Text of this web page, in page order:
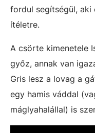
fordul segítségül, aki
ítéletre.
A csörte kimenetele
győz, annak van
Gris lesz a lovag a
egy hamis váddal
máglyahalállal) is